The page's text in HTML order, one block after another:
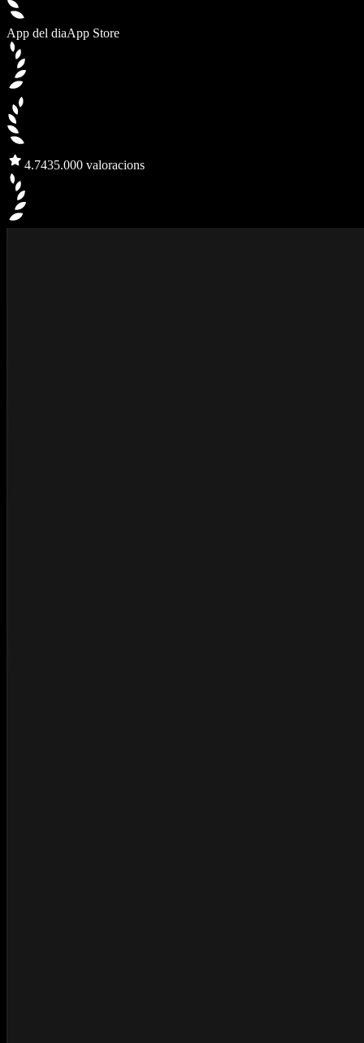
App del diaApp Store
4.7435.000 valoracions